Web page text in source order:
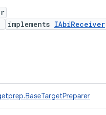
implements IAbiReceiver